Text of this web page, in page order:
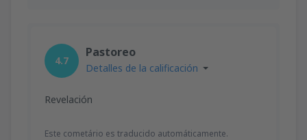
4.7
Pastoreo
Detalles de la calificación
Revelación
Este cometário es traducido automáticamente.